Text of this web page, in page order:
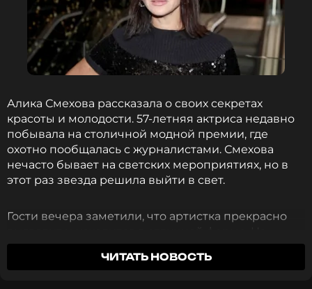
Алика Смехова рассказала о своих секретах
красоты и молодости. 57-летняя актриса недавно
побывала на столичной модной премии, где
охотно пообщалась с журналистами. Смехова
нечасто бывает на светских мероприятиях, но в
этот раз звезда решила выйти в свет.
Гости вечера заметили, что артистка прекрасно
красной дорожке она фотографировалась с
Кевином Маккоем, бывшим солистом группы Bad
ЧИТАТЬ НОВОСТЬ